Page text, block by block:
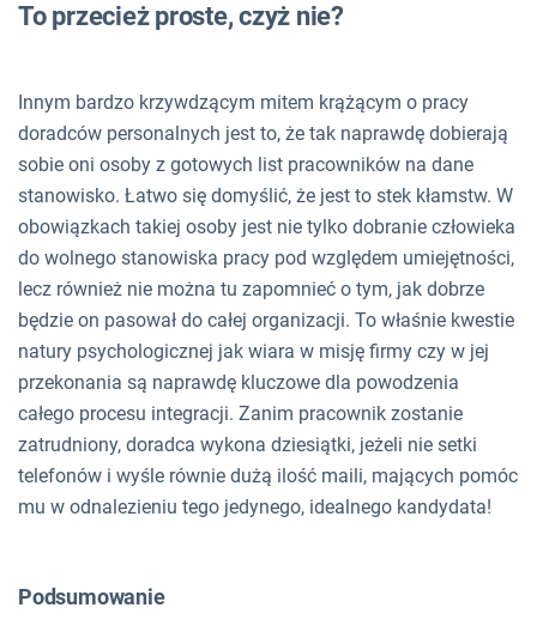
To przecież proste, czyż nie?
Innym bardzo krzywdzącym mitem krążącym o pracy
doradców personalnych jest to, że tak naprawdę dobierają
sobie oni osoby z gotowych list pracowników na dane
stanowisko. Łatwo się domyślić, że jest to stek kłamstw. W
obowiązkach takiej osoby jest nie tylko dobranie człowieka
do wolnego stanowiska pracy pod względem umiejętności,
lecz również nie można tu zapomnieć o tym, jak dobrze
będzie on pasował do całej organizacji. To właśnie kwestie
natury psychologicznej jak wiara w misję firmy czy w jej
przekonania są naprawdę kluczowe dla powodzenia
całego procesu integracji. Zanim pracownik zostanie
zatrudniony, doradca wykona dziesiątki, jeżeli nie setki
telefonów i wyśle równie dużą ilość maili, mających pomóc
mu w odnalezieniu tego jedynego, idealnego kandydata!
Podsumowanie